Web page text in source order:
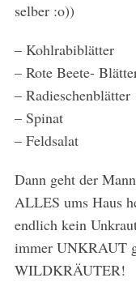
selber :o))
– Kohlrabiblätter
– Rote Beete-
– Radieschenblätter
– Spinat
– Feldsalat
Dann geht der
ALLES ums Haus
endlich kein
immer UNKRAUT
WILDKRÄUTER!